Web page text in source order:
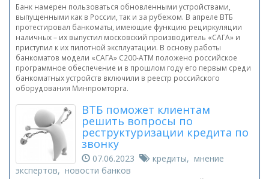
Банк намерен пользоваться обновленными устройствами,
выпущенными как в России, так и за рубежом. В апреле ВТБ
протестировал банкоматы, имеющие функцию рециркуляции
наличных – их выпустил московский производитель «САГА» и
приступил к их пилотной эксплуатации. В основу работы
банкоматов модели «САГА» С200-АТМ положено российское
программное обеспечение и в прошлом году его первым среди
банкоматных устройств включили в реестр российского
оборудования Минпромторга.
ВТБ поможет клиентам
решить вопросы по
реструктуризации кредита по
звонку
07.06.2023
кредиты, мнение
экспертов, новости банков